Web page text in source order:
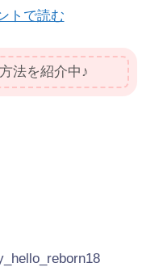
トで読む
法を紹介中♪